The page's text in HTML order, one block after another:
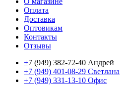
Оплата
Доставка
Оптовикам
Контакты
Отзывы
+7 (949) 382-72-40 Андрей
+7 (949) 401-08-29 Светлана
+7 (949) 331-13-10 Офис